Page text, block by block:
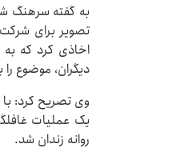
به گفته سرهنگ
تصویر برای
اخاذی کرد که به
دیگران، موضوع
وی تصریح کرد: با
یک عملیات
روانه زندان شد.